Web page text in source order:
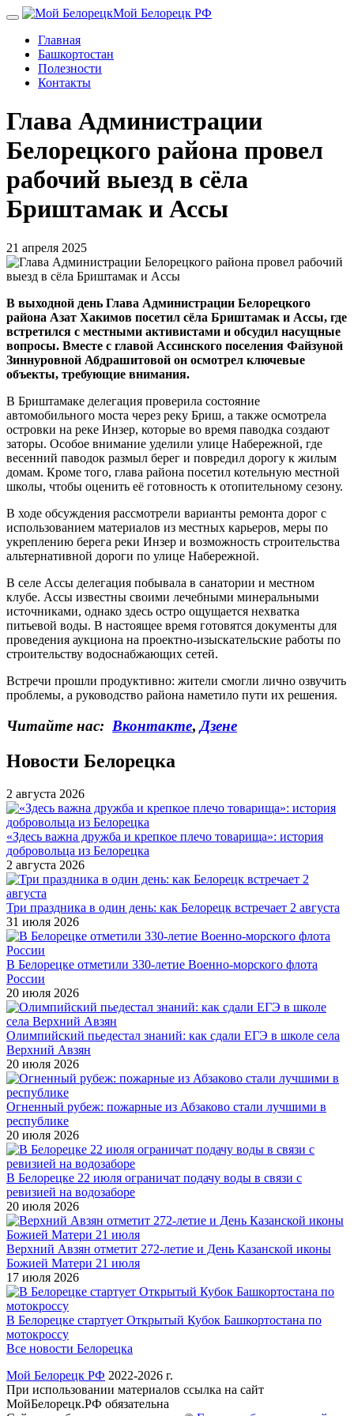
Перейти
основному
содержанию
Мой Белорецк РФ
Главная
Башкортостан
Полезности
Контакты
Глава Администрации
Белорецкого района провел
рабочий выезд в сёла
Бриштамак и Ассы
21 апреля 2025
В выходной день Глава Администрации Белорецкого
района Азат Хакимов посетил сёла Бриштамак и Ассы, где
встретился с местными активистами и обсудил насущные
вопросы. Вместе с главой Ассинского поселения Файзуной
Зиннуровной Абдрашитовой он осмотрел ключевые
объекты, требующие внимания.
В Бриштамаке делегация проверила состояние
автомобильного моста через реку Бриш, а также осмотрела
островки на реке Инзер, которые во время паводка создают
заторы. Особое внимание уделили улице Набережной, где
весенний паводок размыл берег и повредил дорогу к жилым
домам. Кроме того, глава района посетил котельную местной
школы, чтобы оценить её готовность к отопительному сезону.
В ходе обсуждения рассмотрели варианты ремонта дорог с
использованием материалов из местных карьеров, меры по
укреплению берега реки Инзер и возможность строительства
альтернативной дороги по улице Набережной.
В селе Ассы делегация побывала в санатории и местном
клубе. Ассы известны своими лечебными минеральными
источниками, однако здесь остро ощущается нехватка
питьевой воды. В настоящее время готовятся документы для
проведения аукциона на проектно-изыскательские работы по
строительству водоснабжающих сетей.
Встречи прошли продуктивно: жители смогли лично озвучить
проблемы, а руководство района наметило пути их решения.
Читайте нас: Вконтакте, Дзене
Новости Белорецка
2 августа 2026
«Здесь важна дружба и крепкое плечо товарища»: история
добровольца из Белорецка
2 августа 2026
Три праздника в один день: как Белорецк встречает 2 августа
31 июля 2026
В Белорецке отметили 330-летие Военно-морского флота
России
20 июля 2026
Олимпийский пьедестал знаний: как сдали ЕГЭ в школе села
Верхний Авзян
20 июля 2026
Огненный рубеж: пожарные из Абзаково стали лучшими в
республике
20 июля 2026
В Белорецке 22 июля ограничат подачу воды в связи с
ревизией на водозаборе
20 июля 2026
Верхний Авзян отметит 272-летие и День Казанской иконы
Божией Матери 21 июля
17 июля 2026
В Белорецке стартует Открытый Кубок Башкортостана по
мотокроссу
Все новости Белорецка
Мой Белорецк РФ 2022-2026 г.
При использовании материалов ссылка на сайт
МойБелорецк.РФ обязательна